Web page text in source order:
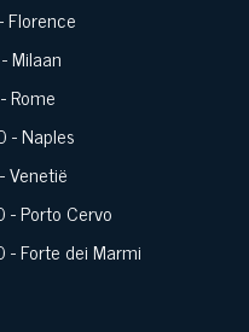
- Florence
- Milaan
- Rome
- Naples
- Venetië
- Porto Cervo
- Forte dei Marmi